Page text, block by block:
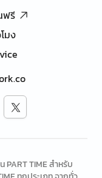
ฟรี
มง
TIME สำหรับ